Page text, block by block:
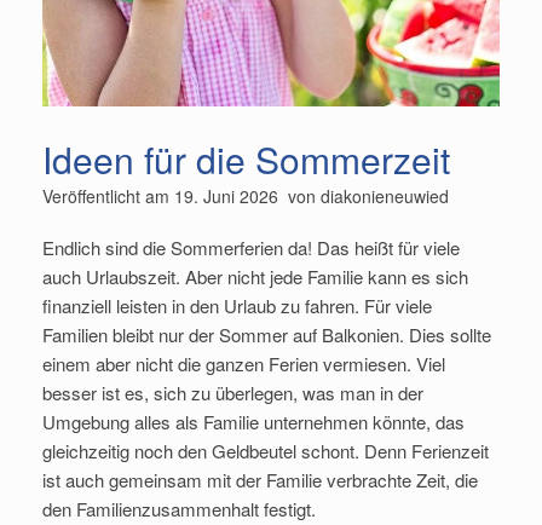
Ideen für die Sommerzeit
Veröffentlicht am 19. Juni 2026 von diakonieneuwied
Endlich sind die Sommerferien da! Das heißt für viele
auch Urlaubszeit. Aber nicht jede Familie kann es sich
finanziell leisten in den Urlaub zu fahren. Für viele
Familien bleibt nur der Sommer auf Balkonien. Dies sollte
einem aber nicht die ganzen Ferien vermiesen. Viel
besser ist es, sich zu überlegen, was man in der
Umgebung alles als Familie unternehmen könnte, das
gleichzeitig noch den Geldbeutel schont. Denn Ferienzeit
ist auch gemeinsam mit der Familie verbrachte Zeit, die
den Familienzusammenhalt festigt.